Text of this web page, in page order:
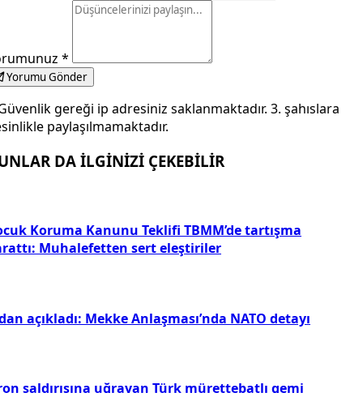
*
Yorumu Gönder
gereği ip adresiniz saklanmaktadır. 3. şahıslara
paylaşılmamaktadır.
DA İLGİNİZİ ÇEKEBİLİR
Koruma Kanunu Teklifi TBMM’de tartışma
Muhalefetten sert eleştiriler
açıkladı: Mekke Anlaşması’nda NATO detayı
saldırısına uğrayan Türk mürettebatlı gemi